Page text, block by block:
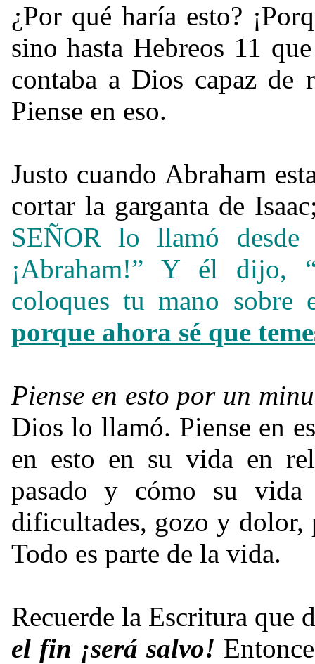
¿Por qué haría esto?
sino hasta Hebreos 11
contaba a Dios capaz de
Piense en eso.
Justo cuando Abraham
cortar la garganta de
SEÑOR lo llamó
¡Abraham!” Y él dijo,
coloques tu mano sobre
porque ahora sé que
Piense en esto por un
Dios lo llamó. Piense en
en esto en su vida en
pasado y cómo su vida
dificultades, gozo y dolor,
Todo es parte de la vida.
Recuerde la Escritura que
el fin ¡será salvo!